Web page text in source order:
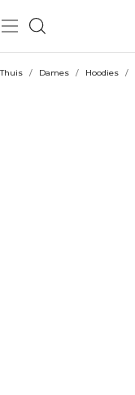
Thuis / Dames / Hoodies /